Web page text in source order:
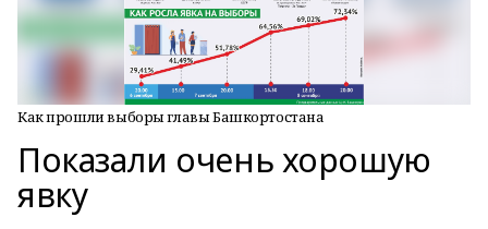
Как прошли выборы главы Башкортостана
Показали очень хорошую
явку